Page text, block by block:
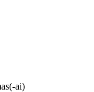
ai)